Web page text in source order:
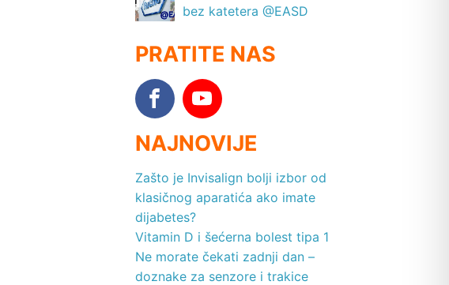
bez katetera @EASD
PRATITE NAS
NAJNOVIJE
Zašto je Invisalign bolji izbor od
klasičnog aparatića ako imate
dijabetes?
Vitamin D i šećerna bolest tipa 1
Ne morate čekati zadnji dan –
doznake za senzore i trakice